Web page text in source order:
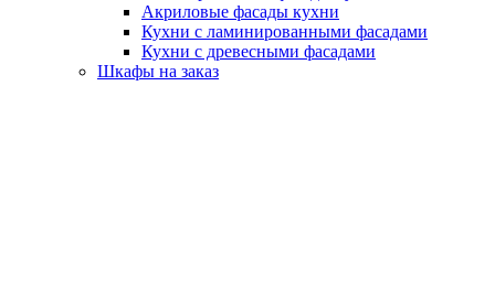
Акриловые фасады кухни
Кухни с ламинированными фасадами
Кухни с древесными фасадами
Шкафы на заказ